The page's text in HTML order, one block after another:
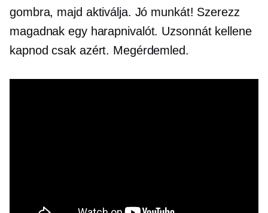
gombra, majd aktiválja. Jó munkát! Szerezz
magadnak egy harapnivalót. Uzsonnát kellene
kapnod csak azért. Megérdemled.